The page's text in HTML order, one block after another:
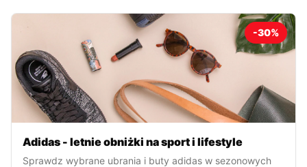
-30%
Adidas - letnie obniżki na sport i lifestyle
Sprawdz wybrane ubrania i buty adidas w sezonowych